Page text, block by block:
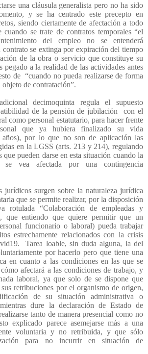
una cláusula generalista pero no ha sido
y se ha centrado este precepto en
siendo ciertamente de afectación a todo
se trate de contratos temporales “el
del empleo no se entenderá
se extinga por expiración del tiempo
de la obra o servicio que constituye su
pegado a la realidad de las actividades antes
de “cuando no pueda realizarse de forma
de contratación”.
decimoquinta regula el supuesto
de la pensión de jubilación
con el
como personal estatutario, para hacer frente
que ya hubiera finalizado su vida
años), por lo que no son de aplicación las
en la LGSS (arts. 213 y 214), regulando
que pueden darse en esta situación cuando la
se vea afectada por una contingencia
jurídicos surgen sobre la naturaleza jurídica
que se permite realizar, por la disposición
rotulada “Colaboración de empleadas y
que entiendo que quiere permitir que un
funcionario o laboral) pueda trabajar
estrechamente relacionados con la crisis
Tarea loable, sin duda alguna, la del
por hacerlo pero que tiene una
en cuanto a las condiciones en las que se
afectará a las condiciones de trabajo, y
laboral, ya que solo de se dispone que
retribuciones por el organismo de origen,
de su situación administrativa o
dure la declaración de Estado de
tanto de manera presencial como no
explicado parece asemejarse más a una
voluntaria y no retribuida, y que sólo
para no incurrir en situación de